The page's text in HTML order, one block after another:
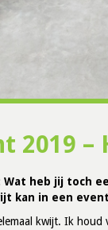
2019
Wat heb jij toch
kan in een
kwijt. Ik